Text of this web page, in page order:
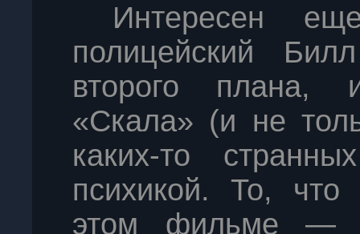
Интересен
полицейский
второго плана,
«Скала» (и не
каких-то
психикой. То,
этом фильме —